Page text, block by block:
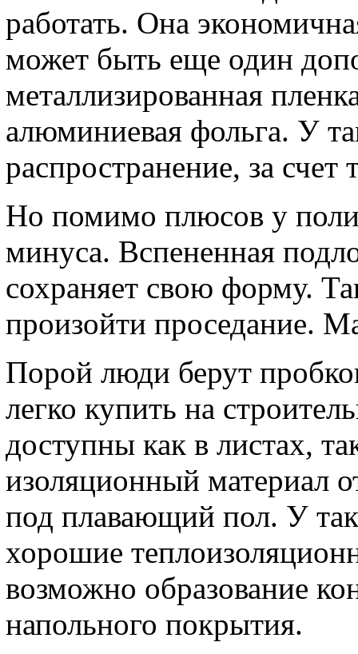
работать. Она
может быть еще один
металлизированная
алюминиевая фольга. У
распространение, за счет
Но помимо плюсов у
минуса. Вспененная
сохраняет свою форму.
произойти проседание.
Порой люди берут
легко купить на
доступны как в листах,
изоляционный материал
под плавающий пол. У
хорошие
возможно образование
напольного покрытия.